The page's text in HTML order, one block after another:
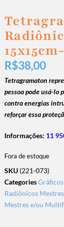
R$38,00
Tetragramaton
pessoa pode usá-lo
contra energias
reforçar essa
Informações: 11
Fora de estoque
SKU (221-073)
Categories
Radiônicos
Mestres e/ou